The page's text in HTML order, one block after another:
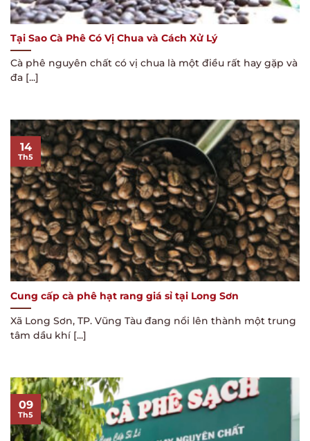
Tại Sao Cà Phê Có Vị Chua và Cách Xử Lý
Cà phê nguyên chất có vị chua là một điều rất hay gặp và
đa [...]
Cung cấp cà phê hạt rang giá sỉ tại Long Sơn
Xã Long Sơn, TP. Vũng Tàu đang nổi lên thành một trung
tâm dầu khí [...]
14
Th5
09
Th5